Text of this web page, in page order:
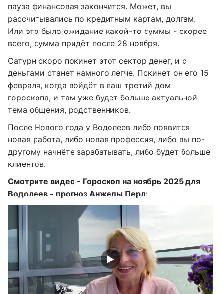
пауза финансовая закончится. Может, вы
рассчитывались по кредитным картам, долгам.
Или это было ожидание какой-то суммы - скорее
всего, сумма придёт после 28 ноября.
Сатурн скоро покинет этот сектор денег, и с
деньгами станет намного легче. Покинет он его 15
февраля, когда войдёт в ваш третий дом
гороскопа, и там уже будет больше актуальной
тема общения, родственников.
После Нового года у Водолеев либо появится
новая работа, либо новая профессия, либо вы по-
другому начнёте зарабатывать, либо будет больше
клиентов.
Смотрите видео - Гороскоп на ноябрь 2025 для
Водолеев - прогноз Анжелы Перл: